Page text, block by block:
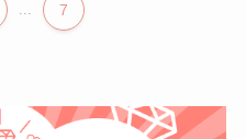
... 7